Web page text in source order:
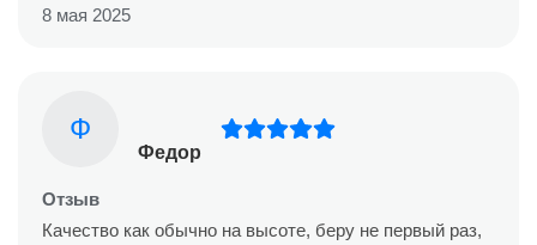
8 мая 2025
Ф
Федор
Отзыв
Качество как обычно на высоте, беру не первый раз,